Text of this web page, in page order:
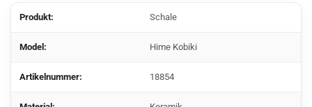
Produkt: Schale
Model: Hime Kobiki
Artikelnummer: 18854